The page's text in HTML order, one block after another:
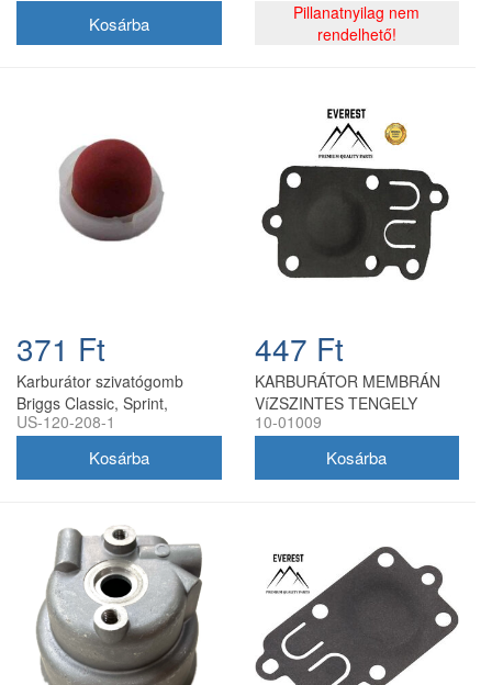
Pillanatnyilag nem
rendelhető!
371 Ft
Karburátor szivatógomb
Briggs Classic, Sprint,
Quattro, 450, 475, 500
US-120-208-1
447 Ft
KARBURÁTOR MEMBRÁN
VíZSZINTES TENGELY
BRIGGS&STRATTON 5LE
10-01009